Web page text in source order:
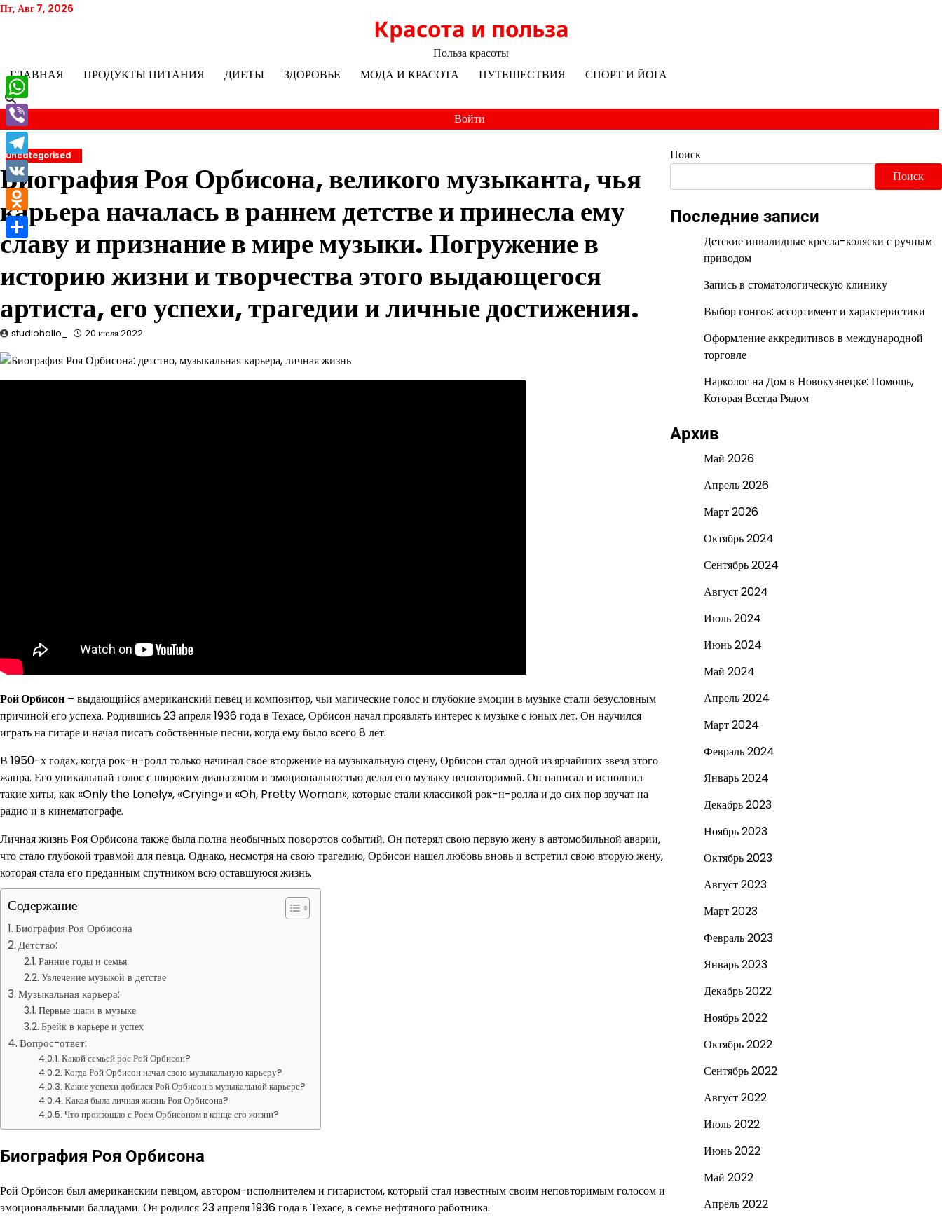
Перейти
Пт, Авг 7, 2026
Красота и польза
Польза красоты
ГЛАВНАЯ
ПРОДУКТЫ ПИТАНИЯ ДИЕТЫ ЗДОРОВЬЕ МОДА И КРАСОТА ПУТЕШЕСТВИЯ СПОРТ И ЙОГА
Войти
Uncategorised
Биография Роя Орбисона, великого музыканта, чья
карьера началась в раннем детстве и принесла ему
славу и признание в мире музыки. Погружение в
историю жизни и творчества этого выдающегося
артиста, его успехи, трагедии и личные достижения.
studiohallo_ 20 июля 2022
Рой Орбисон – выдающийся американский певец и композитор, чьи магические голос и глубокие эмоции в музыке стали безусловным
причиной его успеха. Родившись 23 апреля 1936 года в Техасе, Орбисон начал проявлять интерес к музыке с юных лет. Он научился
играть на гитаре и начал писать собственные песни, когда ему было всего 8 лет.
В 1950-х годах, когда рок-н-ролл только начинал свое вторжение на музыкальную сцену, Орбисон стал одной из ярчайших звезд этого
жанра. Его уникальный голос с широким диапазоном и эмоциональностью делал его музыку неповторимой. Он написал и исполнил
такие хиты, как «Only the Lonely», «Crying» и «Oh, Pretty Woman», которые стали классикой рок-н-ролла и до сих пор звучат на
радио и в кинематографе.
Личная жизнь Роя Орбисона также была полна необычных поворотов событий. Он потерял свою первую жену в автомобильной аварии,
что стало глубокой травмой для певца. Однако, несмотря на свою трагедию, Орбисон нашел любовь вновь и встретил свою вторую жену,
которая стала его преданным спутником всю оставшуюся жизнь.
Содержание
Биография Роя Орбисона
Детство:
Ранние годы и семья
Увлечение музыкой в детстве
Музыкальная карьера:
Первые шаги в музыке
Брейк в карьере и успех
Вопрос-ответ:
Какой семьей рос Рой Орбисон?
Когда Рой Орбисон начал свою музыкальную карьеру?
Какие успехи добился Рой Орбисон в музыкальной карьере?
Какая была личная жизнь Роя Орбисона?
Что произошло с Роем Орбисоном в конце его жизни?
Биография Роя Орбисона
Рой Орбисон был американским певцом, автором-исполнителем и гитаристом, который стал известным своим неповторимым голосом и
эмоциональными балладами. Он родился 23 апреля 1936 года в Техасе, в семье нефтяного работника.
Поиск
Поиск
Последние записи
Детские инвалидные кресла-коляски с ручным
приводом
Запись в стоматологическую клинику
Выбор гонгов: ассортимент и характеристики
Оформление аккредитивов в международной
торговле
Нарколог на Дом в Новокузнецке: Помощь,
Которая Всегда Рядом
Архив
Май 2026
Апрель 2026
Март 2026
Октябрь 2024
Сентябрь 2024
Август 2024
Июль 2024
Июнь 2024
Май 2024
Апрель 2024
Март 2024
Февраль 2024
Январь 2024
Декабрь 2023
Ноябрь 2023
Октябрь 2023
Август 2023
Март 2023
Февраль 2023
Январь 2023
Декабрь 2022
Ноябрь 2022
Октябрь 2022
Сентябрь 2022
Август 2022
Июль 2022
Июнь 2022
Май 2022
Апрель 2022
WhatsApp
Viber
Telegram
VK
Odnoklassniki
Отправить